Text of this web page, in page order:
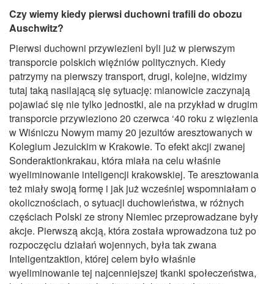
Czy wiemy kiedy pierwsi duchowni trafili do obozu
Auschwitz?
Pierwsi duchowni przywiezieni byli już w pierwszym
transporcie polskich więźniów politycznych. Kiedy
patrzymy na pierwszy transport, drugi, kolejne, widzimy
tutaj taką nasilającą się sytuację: mianowicie zaczynają
pojawiać się nie tylko jednostki, ale na przykład w drugim
transporcie przywieziono 20 czerwca ‘40 roku z więzienia
w Wiśniczu Nowym mamy 20 jezuitów aresztowanych w
Kolegium Jezuickim w Krakowie. To efekt akcji zwanej
Sonderaktionkrakau, która miała na celu właśnie
wyeliminowanie inteligencji krakowskiej. Te aresztowania
też miały swoją formę i jak już wcześniej wspomniałam o
okolicznościach, o sytuacji duchowieństwa, w różnych
częściach Polski ze strony Niemiec przeprowadzane były
akcje. Pierwszą akcją, która została wprowadzona tuż po
rozpoczęciu działań wojennych, była tak zwana
Inteligentzaktion, której celem było właśnie
wyeliminowanie tej najcenniejszej tkanki społeczeństwa,